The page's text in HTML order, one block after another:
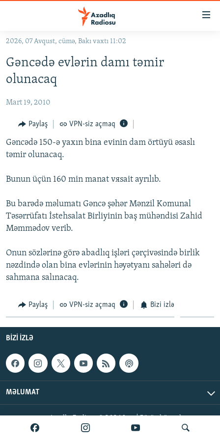
Əsas
qayıt
Əsas
qayıt
KORRUPSIOMETR
#ƏSLINDƏ
FƏRQƏ BAX
QANUNI DOĞRU
ARAŞDIRMA
MULTIMEDIA
FOTOQALEREYA
İNFOQRAFIKA
KARIKATURA
OXU ZALI
AZƏRBAYCAN ƏDƏBIYYATI KITABXANASI
İSLAM VƏ DEMOKRATIYA
İZ - MƏDƏNIYYƏT PROQRAMI
HAQQIMIZDA
MISSIYAMIZ
PEŞƏ ETIKASI VƏ JURNALISTIKA STANDARTLARIMIZ
MATERIALLARIMIZDAN ISTIFADƏ
AZADLIQRADIOSU MOBIL TELEFONUNUZDA
BIZIMLƏ ƏLAQƏ
XƏBƏR BÜLLETENLƏRIMIZ
RFE/RL-in bütün saytları
2026, 07 Avqust, cümə, Bakı vaxtı 11:02
Gəncədə evlərin damı təmir
olunacaq
Mart 19, 2010
Paylaş VPN-siz açmaq
Gəncədə 150-ə yaxın bina evinin dam örtüyü əsaslı
təmir olunacaq.
Bunun üçün 160 min manat vяsait ayrılıb.
Bu barədə məlumatı Gəncə şəhər Mənzil Komunal
Təsərrüfatı İstehsalat Birliyinin baş mühəndisi Zahid
Məmmədov verib.
Onun sözlərinə görə abadlıq işləri çərçivəsində birlik
nəzdində olan bina evlərinin həyətyanı sahələri də
sahmana salınacaq.
Paylaş VPN-siz açmaq Bizi izlə
BIZI IZLƏ
MƏLUMAT
AzadlıqRadiosu © 2026 Inc. | Bütün hüquqlar qorunur